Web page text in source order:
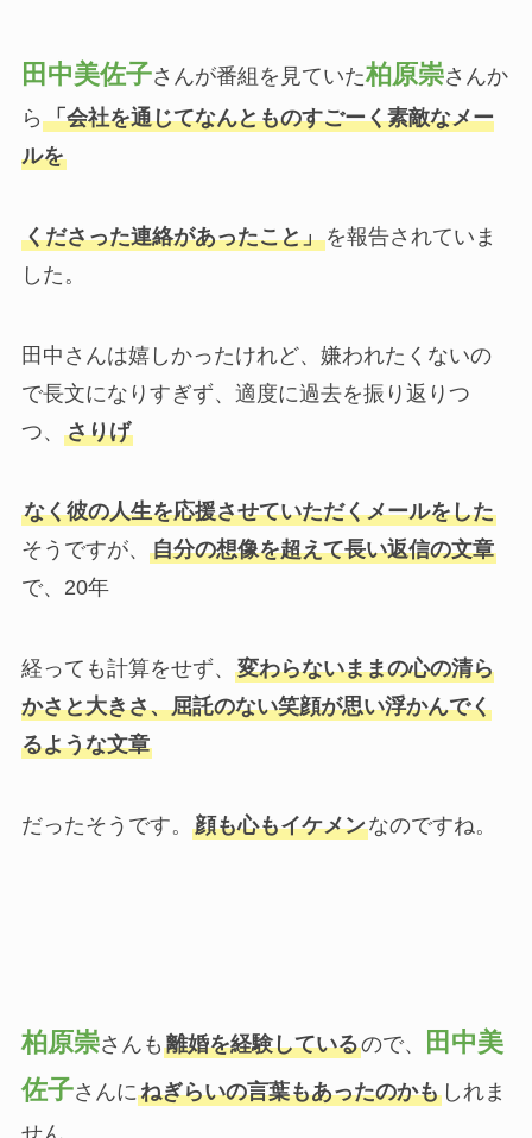
田中美佐子さんが番組を見ていた柏原崇さんか
ら 「会社を通じてなんとものすごーく素敵なメー
ルを
くださった連絡があったこと」を報告されていま
した。
田中さんは嬉しかったけれど、嫌われたくないの
で長文になりすぎず、適度に過去を振り返りつ
つ、 さりげ
なく彼の人生を応援させていただくメールをした
そうですが、 自分の想像を超えて長い返信の文章
で、20年
経っても計算をせず、 変わらないままの心の清ら
かさと大きさ、屈託のない笑顔が思い浮かんでく
るような文章
だったそうです。 顔も心もイケメンなのですね。
柏原崇さんも 離婚を経験しているので、
田中美
佐子さんにねぎらいの言葉もあったのかもしれま